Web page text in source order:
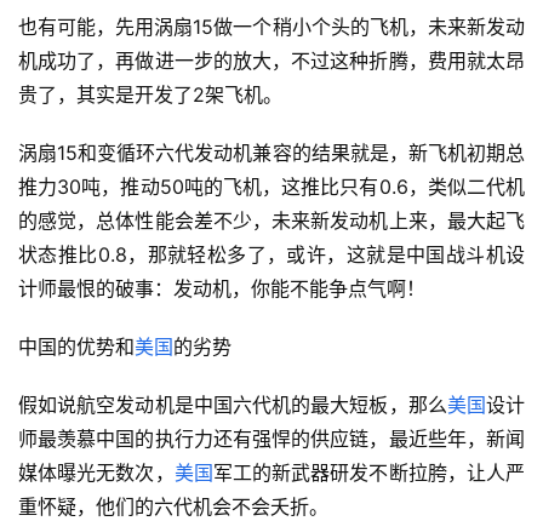
也有可能，先用涡扇15做一个稍小个头的飞机，未来新发动
机成功了，再做进一步的放大，不过这种折腾，费用就太昂
贵了，其实是开发了2架飞机。
涡扇15和变循环六代发动机兼容的结果就是，新飞机初期总
推力30吨，推动50吨的飞机，这推比只有0.6，类似二代机
的感觉，总体性能会差不少，未来新发动机上来，最大起飞
状态推比0.8，那就轻松多了，或许，这就是中国战斗机设
计师最恨的破事：发动机，你能不能争点气啊！
中国的优势和美国的劣势
假如说航空发动机是中国六代机的最大短板，那么美国设计
师最羡慕中国的执行力还有强悍的供应链，最近些年，新闻
媒体曝光无数次， 美国军工的新武器研发不断拉胯，让人严
重怀疑，他们的六代机会不会夭折。